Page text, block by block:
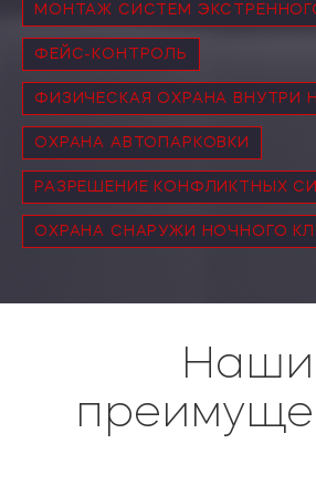
МОНТАЖ СИСТЕМ
ФЕЙС-КОНТРОЛЬ
ФИЗИЧЕСКАЯ ОХРАНА ВНУТРИ
ОХРАНА АВТОПАРКОВКИ
РАЗРЕШЕНИЕ КОНФЛИКТНЫХ
ОХРАНА СНАРУЖИ НОЧНОГО
Наши